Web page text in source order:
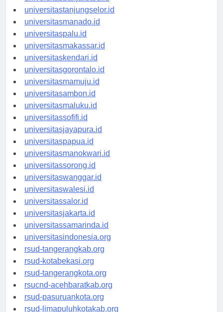
universitasbanjarbaru.id
universitastanjungselor.id
universitasmanado.id
universitaspalu.id
universitasmakassar.id
universitaskendari.id
universitasgorontalo.id
universitasmamuju.id
universitasambon.id
universitasmaluku.id
universitassofifi.id
universitasjayapura.id
universitaspapua.id
universitasmanokwari.id
universitassorong.id
universitaswanggar.id
universitaswalesi.id
universitassalor.id
universitasjakarta.id
universitassamarinda.id
universitasindonesia.org
rsud-tangerangkab.org
rsud-kotabekasi.org
rsud-tangerangkota.org
rsucnd-acehbaratkab.org
rsud-pasuruankota.org